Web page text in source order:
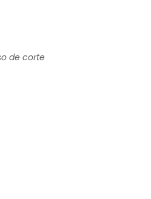
de corte